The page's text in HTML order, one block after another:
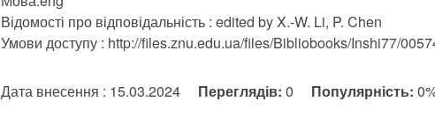
Відомості про відповідальність : edited by X.-W. Li, P. Chen
Умови доступу : http://files.znu.edu.ua/files/Bibliobooks/Inshi77/
Дата внесення : 15.03.2024 Переглядів: 0 Популярність: